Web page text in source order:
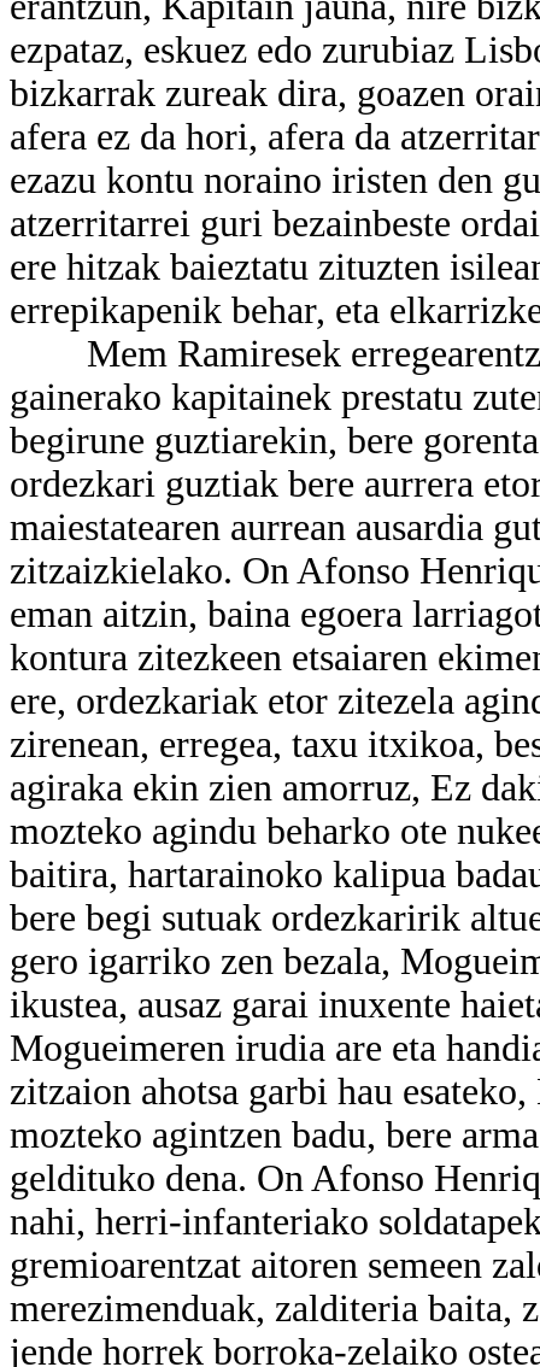
ezpataz, eskuez edo zurubiaz
bizkarrak zureak dira, goazen
afera ez da hori, afera da
ezazu kontu noraino iristen den
atzerritarrei guri bezainbeste
ere hitzak baieztatu zituzten
errepikapenik behar, eta
Mem Ramiresek
gainerako kapitainek prestatu
begirune guztiarekin, bere
ordezkari guztiak bere aurrera
maiestatearen aurrean ausardia
zitzaizkielako. On Afonso
eman aitzin, baina egoera
kontura zitezkeen etsaiaren
ere, ordezkariak etor zitezela
zirenean, erregea, taxu itxikoa,
agiraka ekin zien amorruz, Ez
mozteko agindu beharko ote
baitira, hartarainoko kalipua
bere begi sutuak ordezkaririk
gero igarriko zen bezala,
ikustea, ausaz garai inuxente
Mogueimeren irudia are eta
zitzaion ahotsa garbi hau
mozteko agintzen badu, bere
geldituko dena. On Afonso
nahi, herri-infanteriako
gremioarentzat aitoren semeen
merezimenduak, zalditeria baita,
jende horrek borroka-zelaiko